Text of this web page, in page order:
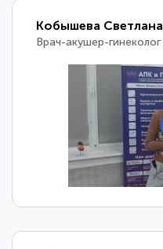
Кобышева
Врач-акушер-гинеколог